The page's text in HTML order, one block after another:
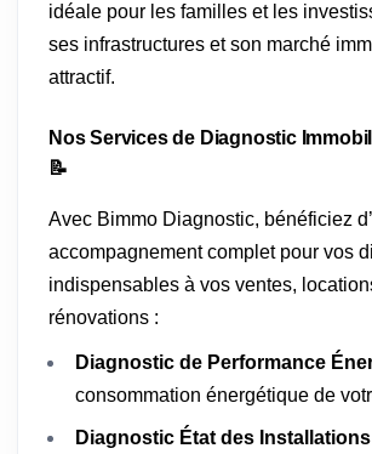
idéale pour les familles et les
ses infrastructures et son marché
attractif.
Nos Services de Diagnostic
📝
Avec Bimmo Diagnostic, bénéficiez
accompagnement complet pour vos
indispensables à vos ventes,
rénovations :
Diagnostic de Performance
consommation énergétique de
Diagnostic État des